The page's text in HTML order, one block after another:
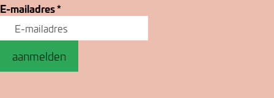
E-mailadres*
aanmelden